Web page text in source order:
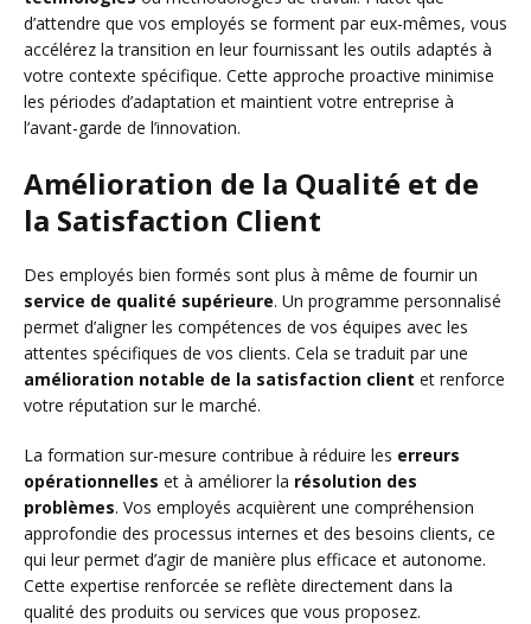
d’attendre que vos employés se forment par eux-mêmes, vous
accélérez la transition en leur fournissant les outils adaptés à
votre contexte spécifique. Cette approche proactive minimise
les périodes d’adaptation et maintient votre entreprise à
l’avant-garde de l’innovation.
Amélioration de la Qualité et de
la Satisfaction Client
Des employés bien formés sont plus à même de fournir un
service de qualité supérieure. Un programme personnalisé
permet d’aligner les compétences de vos équipes avec les
attentes spécifiques de vos clients. Cela se traduit par une
amélioration notable de la satisfaction client et renforce
votre réputation sur le marché.
La formation sur-mesure contribue à réduire les erreurs
opérationnelles et à améliorer la résolution des
problèmes. Vos employés acquièrent une compréhension
approfondie des processus internes et des besoins clients, ce
qui leur permet d’agir de manière plus efficace et autonome.
Cette expertise renforcée se reflète directement dans la
qualité des produits ou services que vous proposez.